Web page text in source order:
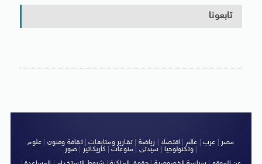
تابعونا
مصر عرب عالم اقتصاد رياضة |تقارير ومتابعات|ثقافة وفنون
علوم
وتكنولوجيا| سيدتى منوعات كاريكاتير صور
|